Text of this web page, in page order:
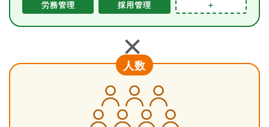
労務管理 採用管理 ＋
＋
人数